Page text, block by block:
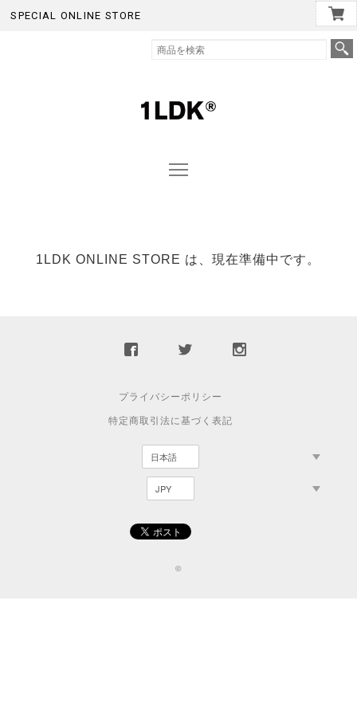
SPECIAL ONLINE STORE
1LDK ONLINE STORE は、現在準備中です。
プライバシーポリシー
特定商取引法に基づく表記
©